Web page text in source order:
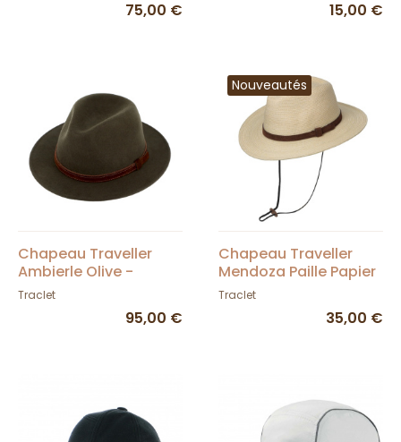
75,00 € 15,00 €
Chapeau Traveller
Ambierle Olive -
Traclet
Traclet
95,00 €
Nouveautés
Chapeau Traveller
Mendoza Paille Papier
UPF 50+ - Traclet
Traclet
35,00 €